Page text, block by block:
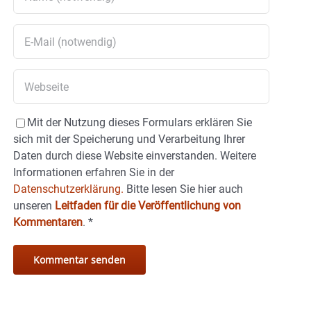
Mit der Nutzung dieses Formulars erklären Sie
sich mit der Speicherung und Verarbeitung Ihrer
Daten durch diese Website einverstanden. Weitere
Informationen erfahren Sie in der
Datenschutzerklärung. Bitte lesen Sie hier auch
unseren Leitfaden für die Veröffentlichung von
Kommentaren. *